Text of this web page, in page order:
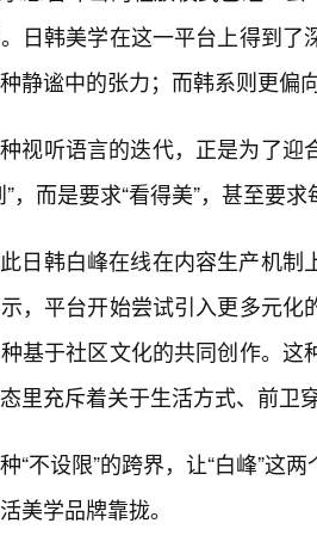
日韩美学在这一平台上得到
静谧中的张力；而韩系则更偏
视听语言的迭代，正是为了迎
”，而是要求“看得美”，甚至要
日韩白峰在线在内容生产机
，平台开始尝试引入更多元
基于社区文化的共同创作。
里充斥着关于生活方式、前卫
“不设限”的跨界，让“白峰”这
美学品牌靠拢。